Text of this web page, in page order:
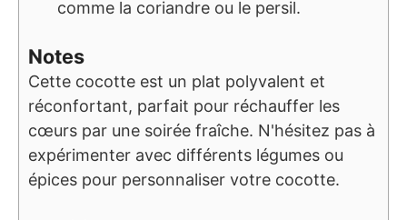
comme la coriandre ou le persil.
Notes
Cette cocotte est un plat polyvalent et
réconfortant, parfait pour réchauffer les
cœurs par une soirée fraîche. N'hésitez pas à
expérimenter avec différents légumes ou
épices pour personnaliser votre cocotte.